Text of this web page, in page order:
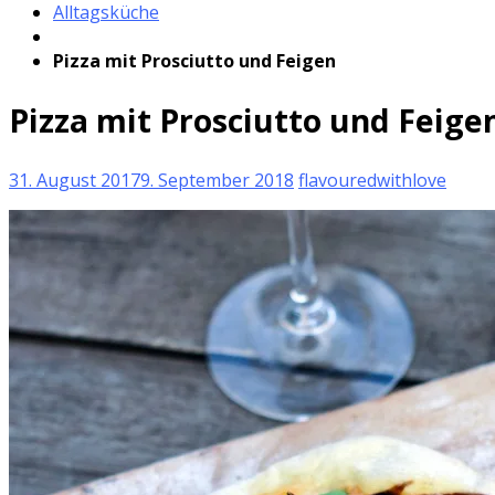
Alltagsküche
Pizza mit Prosciutto und Feigen
Pizza mit Prosciutto und
31. August 20179. September 2018 flavouredwithlove